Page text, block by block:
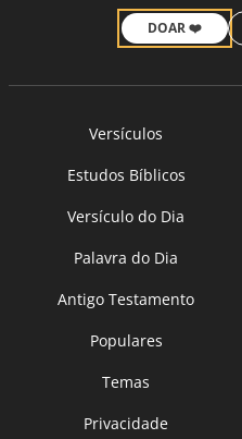
DOAR ❤️
Versículos
Estudos Bíblicos
Versículo do Dia
Palavra do Dia
Antigo Testamento
Populares
Temas
Privacidade